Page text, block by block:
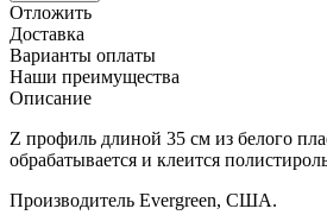
Отложить
Доставка
Варианты оплаты
Наши преимущества
Описание
Z профиль длиной 35 см из белого
обрабатывается и клеится
Производитель Evergreen, США.